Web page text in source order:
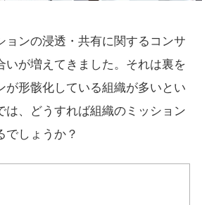
ョンの浸透・共有に関するコンサ
いが増えてきました。それは裏を
が形骸化している組織が多いとい
は、どうすれば組織のミッション
でしょうか？